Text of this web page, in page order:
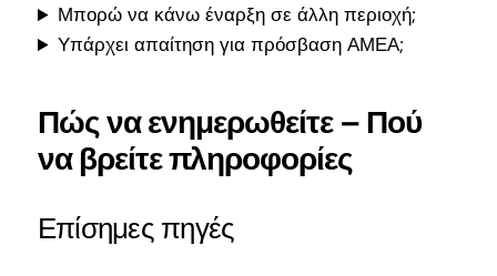
Μπορώ να κάνω έναρξη σε άλλη περιοχή;
Υπάρχει απαίτηση για πρόσβαση ΑΜΕΑ;
Πώς να ενημερωθείτε – Πού
να βρείτε πληροφορίες
Επίσημες πηγές